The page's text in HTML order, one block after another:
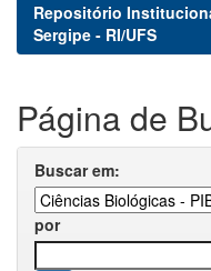
Repositório
Sergipe - RI/UFS
Página de
Buscar em:
por